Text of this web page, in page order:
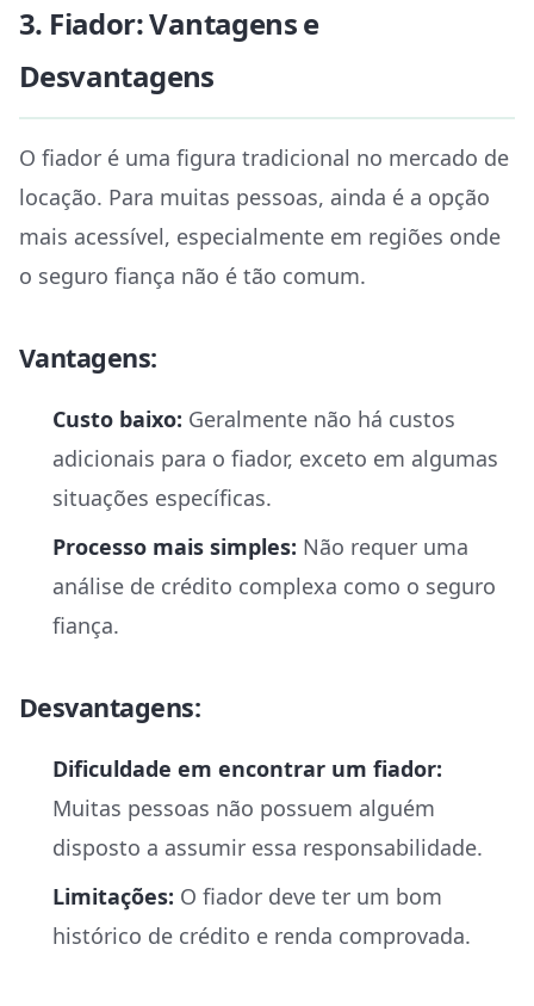
3. Fiador: Vantagens e
Desvantagens
O fiador é uma figura tradicional no mercado de
locação. Para muitas pessoas, ainda é a opção
mais acessível, especialmente em regiões onde
o seguro fiança não é tão comum.
Vantagens:
Custo baixo: Geralmente não há custos
adicionais para o fiador, exceto em algumas
situações específicas.
Processo mais simples: Não requer uma
análise de crédito complexa como o seguro
fiança.
Desvantagens:
Dificuldade em encontrar um fiador:
Muitas pessoas não possuem alguém
disposto a assumir essa responsabilidade.
Limitações: O fiador deve ter um bom
histórico de crédito e renda comprovada.